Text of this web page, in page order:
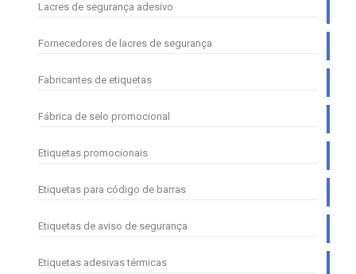
Lacres de segurança adesivo
Fornecedores de lacres de segurança
Fabricantes de etiquetas
Fábrica de selo promocional
Etiquetas promocionais
Etiquetas para código de barras
Etiquetas de aviso de segurança
Etiquetas adesivas térmicas